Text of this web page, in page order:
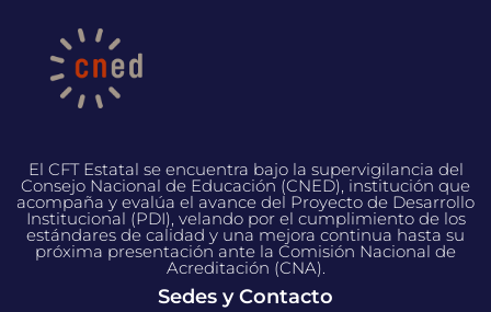
El CFT Estatal se encuentra bajo la supervigilancia del
Consejo Nacional de Educación (CNED), institución que
acompaña y evalúa el avance del Proyecto de Desarrollo
Institucional (PDI), velando por el cumplimiento de los
estándares de calidad y una mejora continua hasta su
próxima presentación ante la Comisión Nacional de
Acreditación (CNA).
Sedes y Contacto